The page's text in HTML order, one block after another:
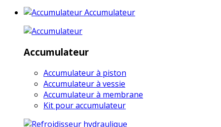
Accumulateur
Accumulateur
Accumulateur à piston
Accumulateur à vessie
Accumulateur à membrane
Kit pour accumulateur